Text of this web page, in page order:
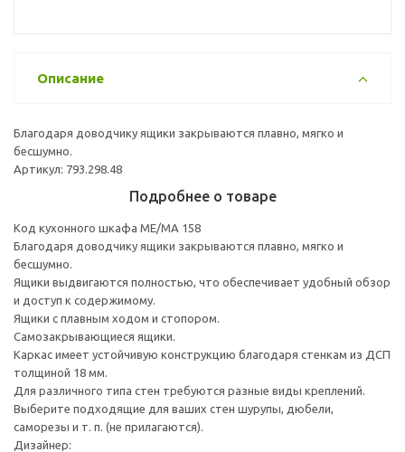
Описание
Благодаря доводчику ящики закрываются плавно, мягко и
бесшумно.
Артикул: 793.298.48
Подробнее о товаре
Код кухонного шкафа ME/MA 158
Благодаря доводчику ящики закрываются плавно, мягко и
бесшумно.
Ящики выдвигаются полностью, что обеспечивает удобный обзор
и доступ к содержимому.
Ящики с плавным ходом и стопором.
Самозакрывающиеся ящики.
Каркас имеет устойчивую конструкцию благодаря стенкам из ДСП
толщиной 18 мм.
Для различного типа стен требуются разные виды креплений.
Выберите подходящие для ваших стен шурупы, дюбели,
саморезы и т. п. (не прилагаются).
Дизайнер: